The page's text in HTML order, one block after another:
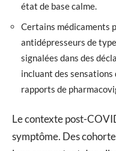
état de base calme.
Certains médicaments
antidépresseurs de
signalées dans des
incluant des
rapports de
Le contexte post-
symptôme. Des